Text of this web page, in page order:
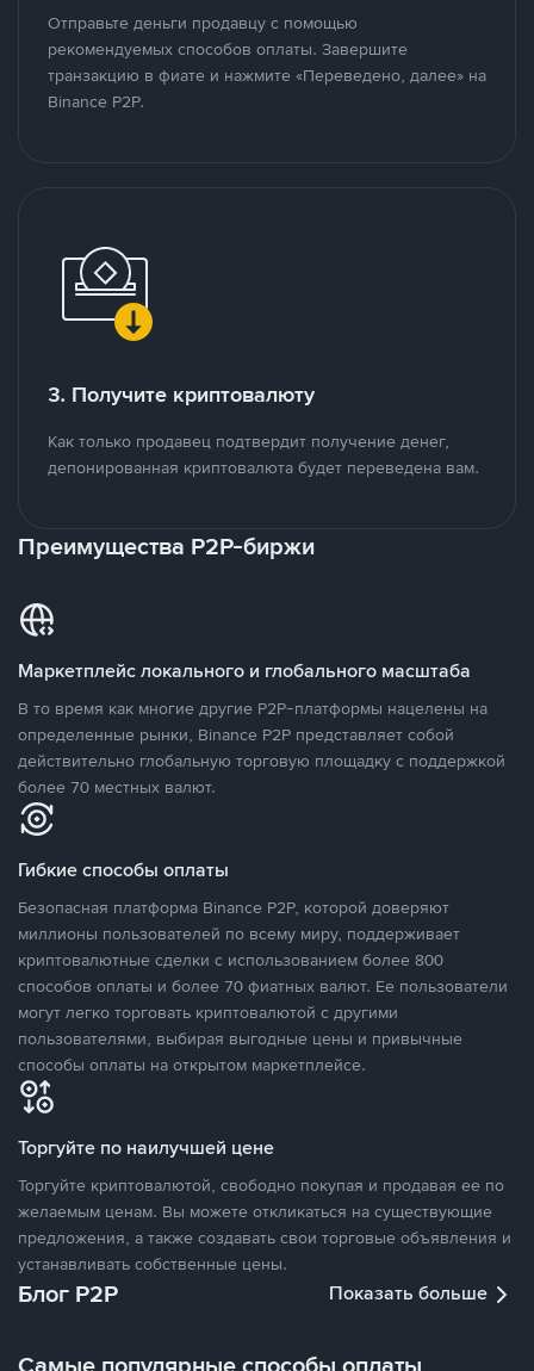
Отправьте деньги продавцу с помощью
рекомендуемых способов оплаты. Завершите
транзакцию в фиате и нажмите «Переведено, далее» на
Binance P2P.
3. Получите криптовалюту
Как только продавец подтвердит получение денег,
депонированная криптовалюта будет переведена вам.
Преимущества P2P-биржи
Маркетплейс локального и глобального масштаба
В то время как многие другие P2P-платформы нацелены на
определенные рынки, Binance P2P представляет собой
действительно глобальную торговую площадку с поддержкой
более 70 местных валют.
Гибкие способы оплаты
Безопасная платформа Binance P2P, которой доверяют
миллионы пользователей по всему миру, поддерживает
криптовалютные сделки с использованием более 800
способов оплаты и более 70 фиатных валют. Ее пользователи
могут легко торговать криптовалютой с другими
пользователями, выбирая выгодные цены и привычные
способы оплаты на открытом маркетплейсе.
Торгуйте по наилучшей цене
Торгуйте криптовалютой, свободно покупая и продавая ее по
желаемым ценам. Вы можете откликаться на существующие
предложения, а также создавать свои торговые объявления и
устанавливать собственные цены.
Блог P2P Показать больше